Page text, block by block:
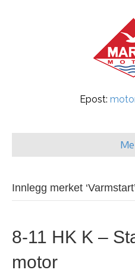
Epost:
Innlegg merket ‘Varmstart’
8-11 HK K –
motor